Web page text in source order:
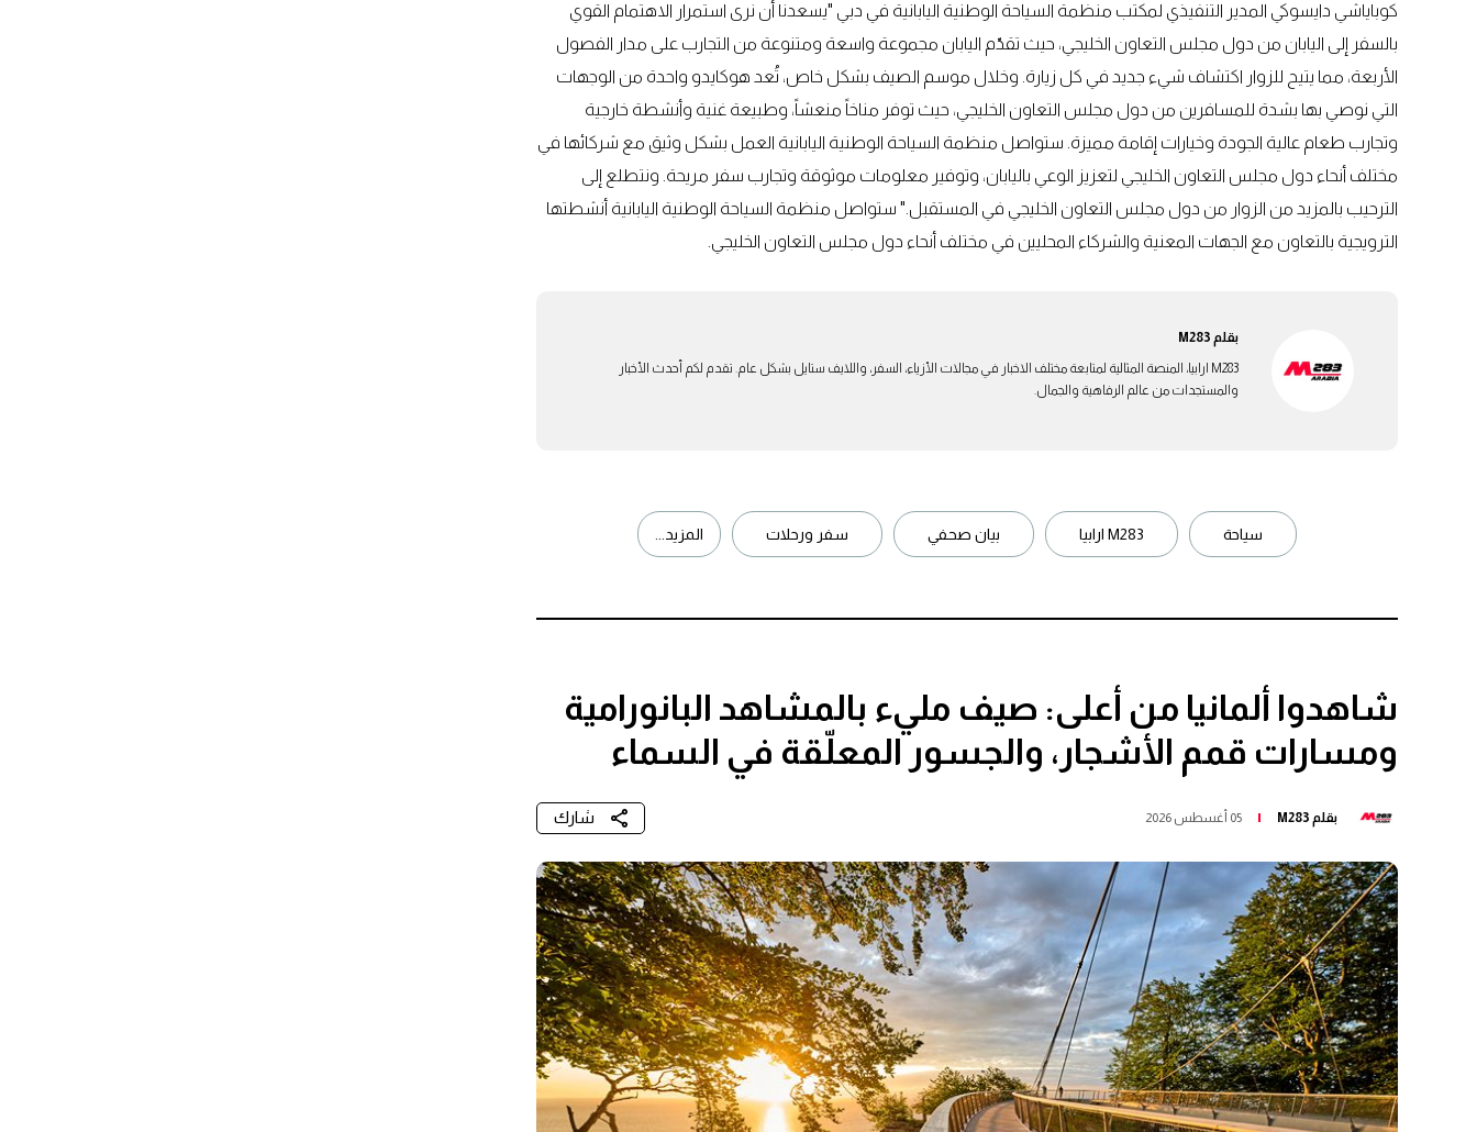
كوباياشي دايسوكي المدير التنفيذي لمكتب منظمة السياحة الوطنية اليابانية في دبي "يسعدنا أن نرى استمرار الاهتمام القوي
بالسفر إلى اليابان من دول مجلس التعاون الخليجي، حيث تقدّم اليابان مجموعة واسعة ومتنوعة من التجارب على مدار الفصول
الأربعة، مما يتيح للزوار اكتشاف شيء جديد في كل زيارة. وخلال موسم الصيف بشكل خاص، تُعد هوكايدو واحدة من الوجهات
التي نوصي بها بشدة للمسافرين من دول مجلس التعاون الخليجي، حيث توفر مناخاً منعشاً، وطبيعة غنية وأنشطة خارجية
وتجارب طعام عالية الجودة وخيارات إقامة مميزة. ستواصل منظمة السياحة الوطنية اليابانية العمل بشكل وثيق مع شركائها في
مختلف أنحاء دول مجلس التعاون الخليجي لتعزيز الوعي باليابان، وتوفير معلومات موثوقة وتجارب سفر مريحة. ونتطلع إلى
الترحيب بالمزيد من الزوار من دول مجلس التعاون الخليجي في المستقبل." ستواصل منظمة السياحة الوطنية اليابانية أنشطتها
الترويجية بالتعاون مع الجهات المعنية والشركاء المحليين في مختلف أنحاء دول مجلس التعاون الخليجي.
بقلم M283
M283 ارابيا، المنصة المثالية لمتابعة مختلف الاخبار في مجالات الأزياء، السفر، واللايف ستايل بشكل عام. تقدم لكم أحدث الأخبار
والمستجدات من عالم الرفاهية والجمال.
سياحة M283 ارابيا بيان صحفي سفر ورحلات المزيد...
شاهدوا ألمانيا من أعلى: صيف مليء بالمشاهد البانورامية
ومسارات قمم الأشجار، والجسور المعلّقة في السماء
بقلم M283 05 أغسطس 2026 شارك